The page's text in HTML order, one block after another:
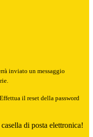
inviato un messaggio
il reset della password
di posta elettronica!